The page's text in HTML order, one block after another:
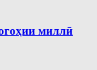
миллӣ